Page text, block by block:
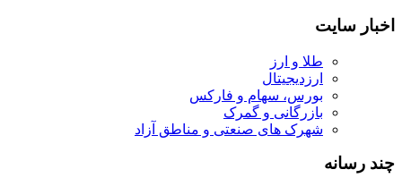
اخبار سایت
طلا و ارز
ارزدیجیتال
بورس، سهام و فارکس
بازرگانی و گمرک
شهرک های صنعتی و مناطق آزاد
چند رسانه